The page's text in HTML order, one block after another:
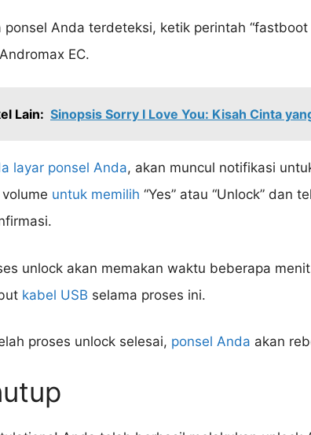
ponsel Anda terdeteksi, ketik perintah “fastboot
EC.
Lain: Sinopsis Sorry I Love You: Kisah Cinta
layar ponsel Anda, akan muncul notifikasi
untuk memilih “Yes” atau “Unlock” dan
unlock akan memakan waktu beberapa
kabel USB selama proses ini.
proses unlock selesai, ponsel Anda akan